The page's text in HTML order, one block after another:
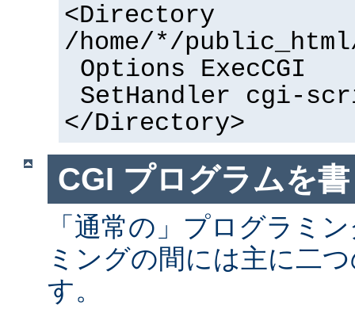
<Directory
/home/*/
Options ExecCGI
SetHandler cgi-
</Directory>
CGI プログラムを
「通常の」プログラミ
ミングの間には主に二
す。